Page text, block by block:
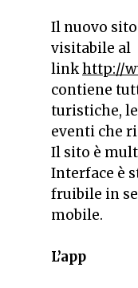
Il nuovo sito
visitabile al
linkhttp://
contiene
turistiche,
eventi che
Il sito è
Interface è
fruibile in
mobile.
L’app